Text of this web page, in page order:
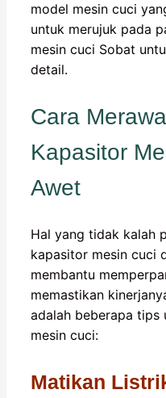
model mesin cuci
untuk merujuk pada
mesin cuci Sobat
detail.
Cara
Kapasitor
Awet
Hal yang tidak kalah
kapasitor mesin cuci
membantu
memastikan
adalah beberapa
mesin cuci:
Matikan